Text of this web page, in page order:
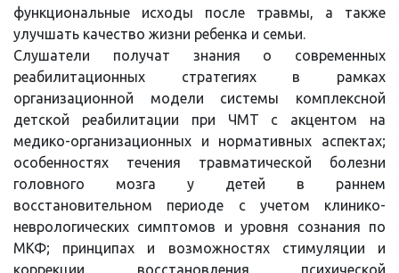
функциональные исходы после травмы, а также
улучшать качество жизни ребенка и семьи.
Слушатели получат знания о современных
реабилитационных стратегиях в рамках
организационной модели системы комплексной
детской реабилитации при ЧМТ с акцентом на
медико-организационных и нормативных аспектах;
особенностях течения травматической болезни
головного мозга у детей в раннем
восстановительном периоде с учетом клинико-
неврологических симптомов и уровня сознания по
МКФ; принципах и возможностях стимуляции и
коррекции восстановления психической